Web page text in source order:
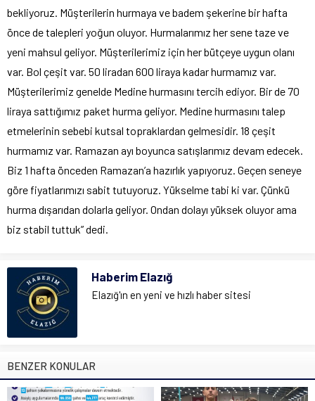
bekliyoruz. Müşterilerin hurmaya ve badem şekerine bir hafta
önce de talepleri yoğun oluyor. Hurmalarımız her sene taze ve
yeni mahsul geliyor. Müşterilerimiz için her bütçeye uygun olanı
var. Bol çeşit var. 50 liradan 600 liraya kadar hurmamız var.
Müşterilerimiz genelde Medine hurmasını tercih ediyor. Bir de 70
liraya sattığımız paket hurma geliyor. Medine hurmasını talep
etmelerinin sebebi kutsal topraklardan gelmesidir. 18 çeşit
hurmamız var. Ramazan ayı boyunca satışlarımız devam edecek.
Biz 1 hafta önceden Ramazan’a hazırlık yapıyoruz. Geçen seneye
göre fiyatlarımızı sabit tutuyoruz. Yükselme tabi ki var. Çünkü
hurma dışarıdan dolarla geliyor. Ondan dolayı yüksek oluyor ama
biz stabil tuttuk” dedi.
Haberim Elazığ
Elazığ'ın en yeni ve hızlı haber sitesi
BENZER KONULAR